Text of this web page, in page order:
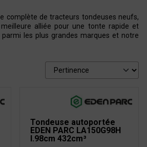
complète de tracteurs tondeuses neufs,
alliée pour une tonte rapide et
les plus grandes marques et notre
Tondeuse autoportée
EDEN PARC LA150G98H
l.98cm 432cm³